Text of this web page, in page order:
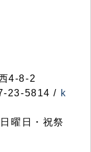
4-8-2
23-5814 / k
曜日・祝祭